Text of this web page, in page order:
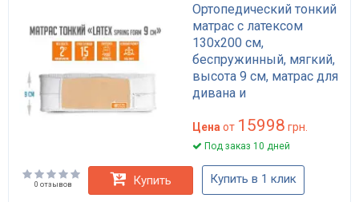
Ортопедический тонкий
матрас с латексом
130x200 см,
беспружинный, мягкий,
высота 9 см, матрас для
дивана и
спального места Токий
Латекс Spring Foam
Цена от 15998 грн.
Под заказ 10 дней
0 отзывов Купить Купить в 1 клик